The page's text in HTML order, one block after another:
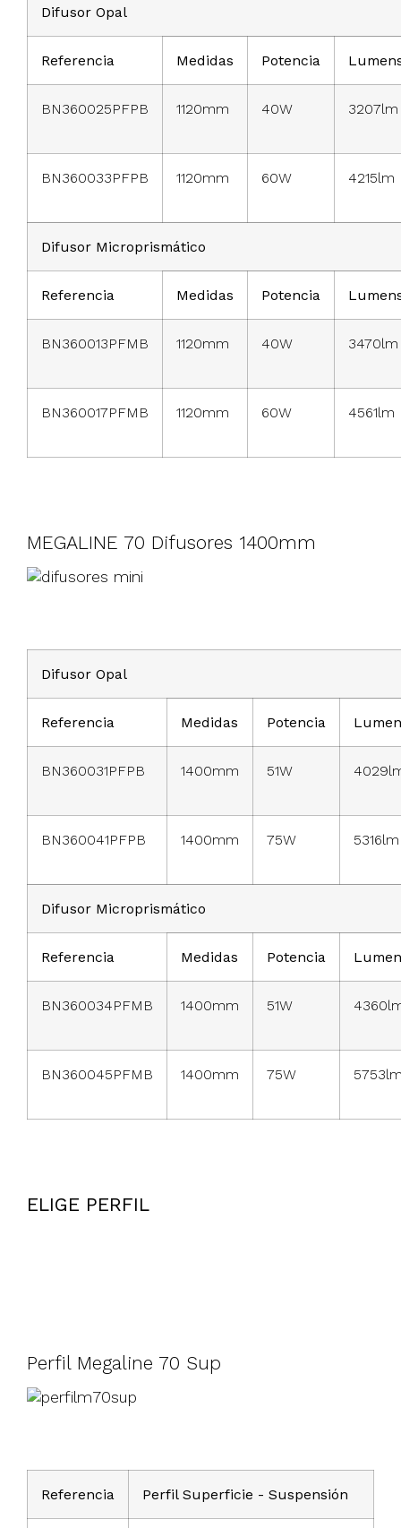
Difusor Opal
Referencia Medidas Potencia
BN360025PFPB 1120mm 40W 3207lm
BN360033PFPB 1120mm 60W 4215lm
Difusor Microprismático
Referencia Medidas Potencia
BN360013PFMB 1120mm 40W 3470lm
BN360017PFMB 1120mm 60W 4561lm
MEGALINE 70 Difusores 1400mm
Difusor Opal
Referencia Medidas Potencia
BN360031PFPB 1400mm 51W
BN360041PFPB 1400mm 75W 5316lm
Difusor Microprismático
Referencia Medidas Potencia
BN360034PFMB 1400mm 51W
BN360045PFMB 1400mm 75W
ELIGE PERFIL
Perfil Megaline 70 Sup
Referencia Perfil Superficie - Suspensión